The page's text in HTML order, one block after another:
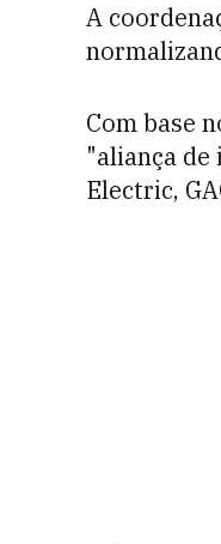
A
Com base
"aliança de
Electric,